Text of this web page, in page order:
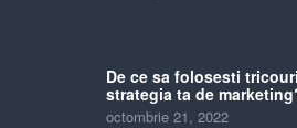
De ce sa folosesti
strategia ta de
octombrie 21, 2022